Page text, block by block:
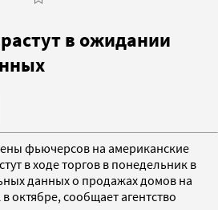
в ожидании
фьючерсов на американские
в ходе торгов в понедельник в
данных о продажах домов на
октябре, сообщает агентство